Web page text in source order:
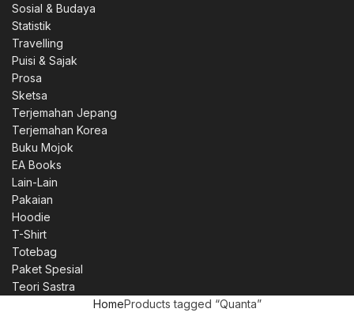
Sosial & Budaya
Statistik
Travelling
Puisi & Sajak
Prosa
Sketsa
Terjemahan Jepang
Terjemahan Korea
Buku Mojok
EA Books
Lain-Lain
Pakaian
Hoodie
T-Shirt
Totebag
Paket Spesial
Teori Sastra
HomeProducts tagged “Quanta”